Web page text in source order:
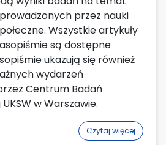
przez nauki
Wszystkie artykuły
są dostępne
ukazują się również
wydarzeń
Centrum Badań
w Warszawie.
Czytaj więcej